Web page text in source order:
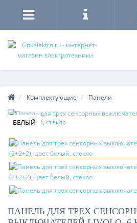
Комплектующие Панели
БЕЛЫЙ
ПАНЕЛЬ ДЛЯ ТРЕХ